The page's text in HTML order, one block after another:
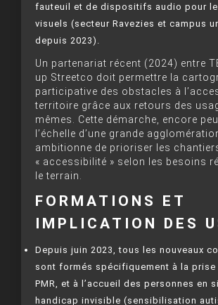
fauteuil et de dispositifs audio pour
visuels (secteur Ravezies et campus
depuis 2023).
Un partenariat récent (2024) entre
up Streetco doit permettre la
participative des obstacles à
territoire grâce aux retours des
mêmes. Cette démarche, encore
l’échelle d’une grande
ambitionne de prioriser les
« accessibilité » selon les besoins
le terrain.
FORMATIONS ET
IMPLICATION DES
Depuis juin 2023, tous les nouveaux
sont formés spécifiquement à la prise
PMR, et à l’accueil des personnes en
handicap invisible (sensibilisation